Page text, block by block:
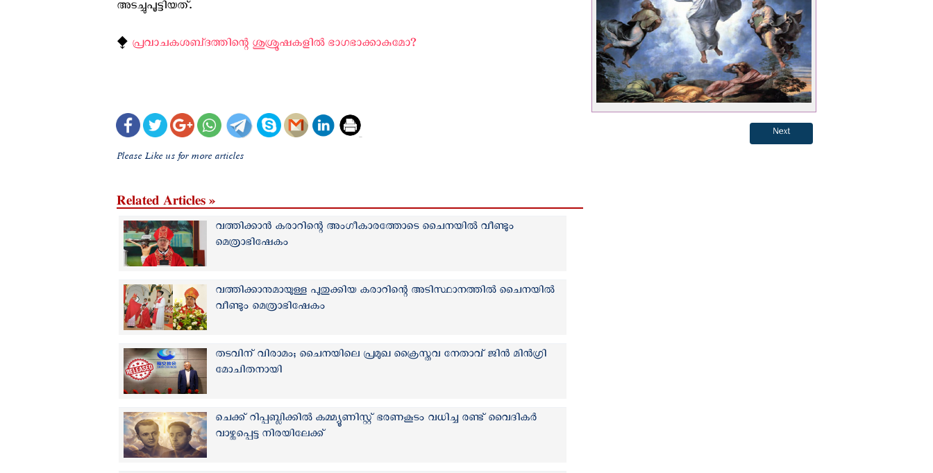
അടച്ചുപൂട്ടിയത്.
⧪ പ്രവാചകശബ്‌ദത്തിന്റെ ശുശ്രൂഷകളില്‍ ഭാഗഭാക്കാകുമോ? ‍
Please Like us for more articles
Related Articles »
വത്തിക്കാന്‍ കരാറിന്റെ അംഗീകാരത്തോടെ ചൈനയില്‍ വീണ്ടും
മെത്രാഭിഷേകം
വത്തിക്കാനുമായുള്ള പുതുക്കിയ കരാറിന്റെ അടിസ്ഥാനത്തില്‍ ചൈനയില്‍
വീണ്ടും മെത്രാഭിഷേകം
തടവിന് വിരാമം; ചൈനയിലെ പ്രമുഖ ക്രൈസ്തവ നേതാവ് ജിൻ മിൻഗ്രി
മോചിതനായി
ചെക്ക് റിപ്പബ്ലിക്കിൽ കമ്മ്യൂണിസ്റ്റ് ഭരണകൂടം വധിച്ച രണ്ട് വൈദികര്‍
വാഴ്ത്തപ്പെട്ട നിരയിലേക്ക്
Next